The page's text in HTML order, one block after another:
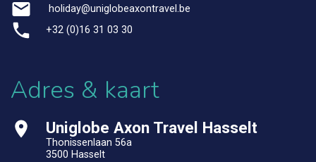
holiday@uniglobeaxontravel.be
+32 (0)16 31 03 30
Adres & kaart
Uniglobe Axon Travel Hasselt
Thonissenlaan 56a
3500 Hasselt